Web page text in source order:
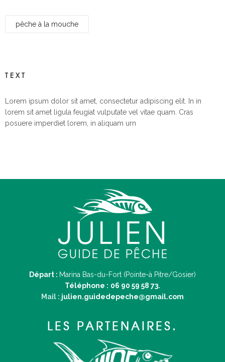
pêche à la mouche
TEXT
Lorem ipsum dolor sit amet, consectetur adipiscing elit. In in
lorem sit amet ligula feugiat vulputate vel vitae quam. Cras
posuere imperdiet lorem, in aliquam urn
Départ : Marina Bas-du-Fort (Pointe-à Pitre/Gosier)
Téléphone : 06 90 59 58 73.
Mail : julien.guidedepeche@gmail.com
LES PARTENAIRES.